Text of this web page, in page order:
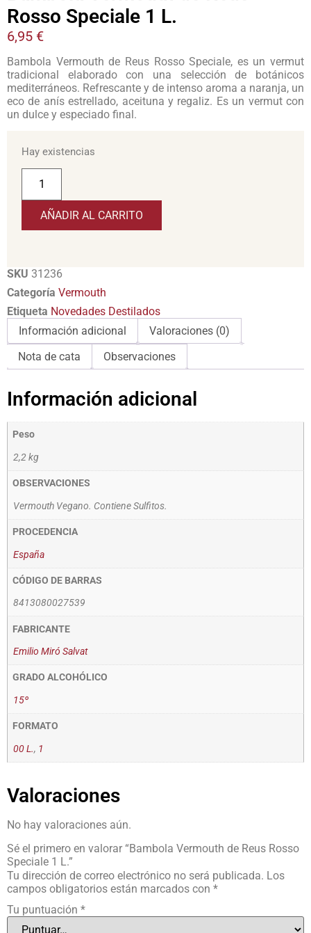
Rosso Speciale 1 L.
6,95 €
Bambola Vermouth de Reus Rosso Speciale, es un vermut
tradicional elaborado con una selección de botánicos
mediterráneos. Refrescante y de intenso aroma a naranja, un
eco de anís estrellado, aceituna y regaliz. Es un vermut con
un dulce y especiado final.
Hay existencias
AÑADIR AL CARRITO
SKU 31236
Categoría Vermouth
Etiqueta Novedades Destilados
Información adicional
Valoraciones (0)
Nota de cata
Observaciones
Información adicional
Peso
2,2 kg
OBSERVACIONES
Vermouth Vegano. Contiene Sulfitos.
PROCEDENCIA
España
CÓDIGO DE BARRAS
8413080027539
FABRICANTE
Emilio Miró Salvat
GRADO ALCOHÓLICO
15º
FORMATO
00 L., 1
Valoraciones
No hay valoraciones aún.
Sé el primero en valorar “Bambola Vermouth de Reus Rosso
Speciale 1 L.”
Tu dirección de correo electrónico no será publicada. Los
campos obligatorios están marcados con *
Tu puntuación *